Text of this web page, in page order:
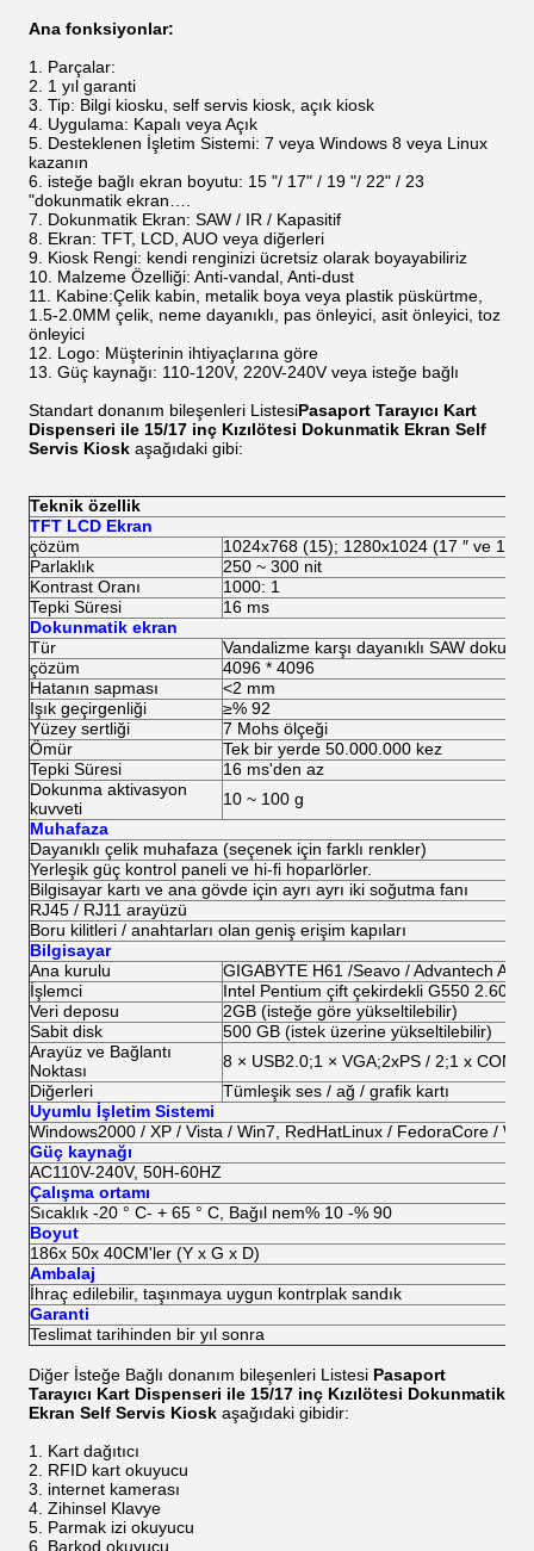
Ana fonksiyonlar:
Parçalar:
1 yıl garanti
Tip: Bilgi kiosku, self servis kiosk, açık kiosk
Uygulama: Kapalı veya Açık
Desteklenen İşletim Sistemi: 7 veya Windows 8 veya Linux
kazanın
isteğe bağlı ekran boyutu: 15 "/ 17" / 19 "/ 22" / 23
"dokunmatik ekran….
Dokunmatik Ekran: SAW / IR / Kapasitif
Ekran: TFT, LCD, AUO veya diğerleri
Kiosk Rengi: kendi renginizi ücretsiz olarak boyayabiliriz
Malzeme Özelliği: Anti-vandal, Anti-dust
Kabine:Çelik kabin, metalik boya veya plastik püskürtme,
1.5-2.0MM çelik, neme dayanıklı, pas önleyici, asit önleyici, toz
önleyici
Logo: Müşterinin ihtiyaçlarına göre
Güç kaynağı: 110-120V, 220V-240V veya isteğe bağlı
Standart donanım bileşenleri ListesiPasaport Tarayıcı Kart
Dispenseri ile 15/17 inç Kızılötesi Dokunmatik Ekran Self
Servis Kiosk aşağıdaki gibi:
Teknik özellik
TFT LCD Ekran
çözüm
1024x768 (15); 1280x1024 (17 ″ ve 19 ″)
Parlaklık
250 ~ 300 nit
Kontrast Oranı
1000: 1
Tepki Süresi
16 ms
Dokunmatik ekran
Tür
Vandalizme karşı dayanıklı SAW
çözüm
4096 * 4096
Hatanın sapması
<2 mm
Işık geçirgenliği
≥% 92
Yüzey sertliği
7 Mohs ölçeği
Ömür
Tek bir yerde 50.000.000 kez
Tepki Süresi
16 ms'den az
Dokunma aktivasyon
kuvveti
10 ~ 100 g
Muhafaza
Dayanıklı çelik muhafaza (seçenek için farklı renkler)
Yerleşik güç kontrol paneli ve hi-fi hoparlörler.
Bilgisayar kartı ve ana gövde için ayrı ayrı iki soğutma fanı
RJ45 / RJ11 arayüzü
Boru kilitleri / anahtarları olan geniş erişim kapıları
Bilgisayar
Ana kurulu
GIGABYTE H61 /Seavo / Advantech
İşlemci
Intel Pentium çift çekirdekli G550
Veri deposu
2GB (isteğe göre yükseltilebilir)
Sabit disk
500 GB (istek üzerine yükseltilebilir)
Arayüz ve Bağlantı
Noktası
8 × USB2.0;1 × VGA;2xPS / 2;1 x
Diğerleri
Tümleşik ses / ağ / grafik kartı
Uyumlu İşletim Sistemi
Windows2000 / XP / Vista / Win7, RedHatLinux / FedoraCore /
Güç kaynağı
AC110V-240V, 50H-60HZ
Çalışma ortamı
Sıcaklık -20 ° C- + 65 ° C, Bağıl nem% 10 -% 90
Boyut
186x 50x 40CM'ler (Y x G x D)
Ambalaj
İhraç edilebilir, taşınmaya uygun kontrplak sandık
Garanti
Teslimat tarihinden bir yıl sonra
Diğer İsteğe Bağlı donanım bileşenleri Listesi Pasaport
Tarayıcı Kart Dispenseri ile 15/17 inç Kızılötesi Dokunmatik
Ekran Self Servis Kiosk aşağıdaki gibidir:
Kart dağıtıcı
RFID kart okuyucu
internet kamerası
Zihinsel Klavye
Parmak izi okuyucu
Barkod okuyucu